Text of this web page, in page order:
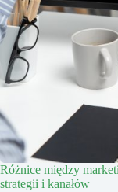
Różnice między
strategii i kanałów